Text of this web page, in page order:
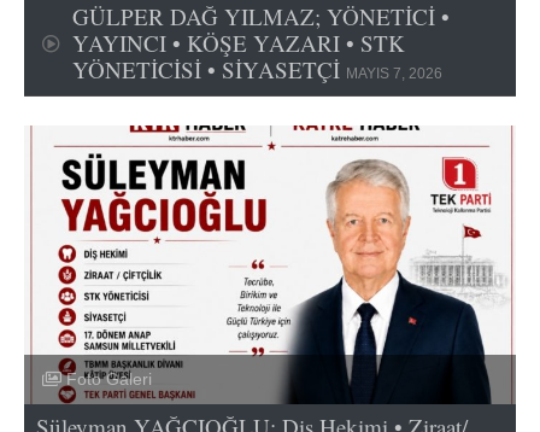
GÜLPER DAĞ YILMAZ; YÖNETİCİ •
YAYINCI • KÖŞE YAZARI • STK
YÖNETİCİSİ • SİYASETÇİ MAYIS 7, 2026
Foto Galeri